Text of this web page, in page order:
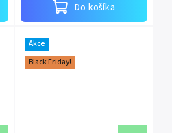
Do košíka
Akce
Black Friday!